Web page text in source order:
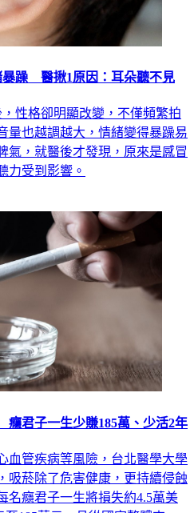
暴躁 醫揪1原因：耳朵聽不見
性格卻明顯改變，不僅頻繁拍
量也越調越大，情緒變得暴躁易
氣，就醫後才發現，原來是感冒
力受到影響。
君子一生少賺185萬、少活2年
血管疾病等風險，台北醫學大學
吸菸除了危害健康，更持續侵蝕
名癮君子一生將損失約4.5萬美